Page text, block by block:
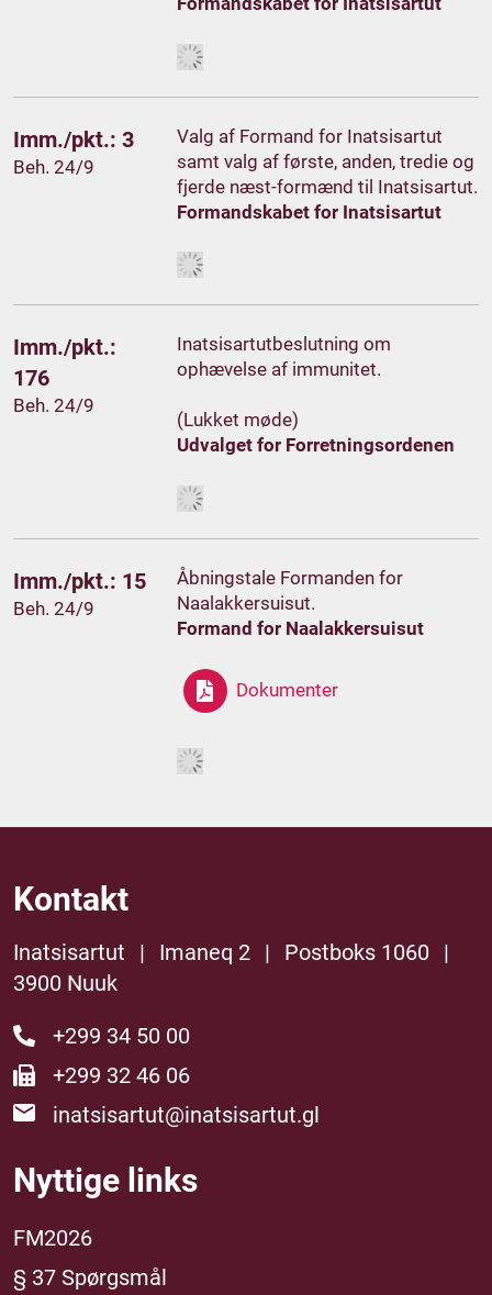
Imm./pkt.: 3
Beh. 24/9
Valg af Formand for Inatsisartut
samt valg af første, anden, tredie og
fjerde næst-formænd til Inatsisartut.
Formandskabet for Inatsisartut
Imm./pkt.:
176
Beh. 24/9
Inatsisartutbeslutning om
ophævelse af immunitet.
(Lukket møde)
Udvalget for Forretningsordenen
Imm./pkt.: 15
Beh. 24/9
Åbningstale Formanden for
Naalakkersuisut.
Formand for Naalakkersuisut
Dokumenter
Kontakt
Inatsisartut | Imaneq 2 | Postboks 1060
|
3900 Nuuk
+299 34 50 00
+299 32 46 06
inatsisartut@inatsisartut.gl
Nyttige links
FM2026
§ 37 Spørgsmål